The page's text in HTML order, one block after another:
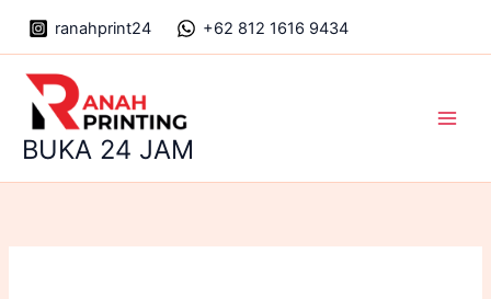
ranahprint24 +62 812 1616 9434
BUKA 24 JAM